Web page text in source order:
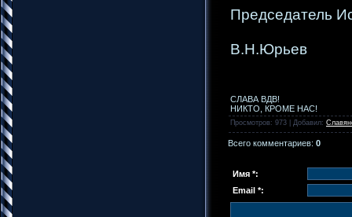
Председатель
В.Н.Юрьев
СЛАВА ВДВ!
НИКТО, КРОМЕ НАС!
Просмотров: 973 | Добавил:
Всего комментариев: 0
Имя *:
Email *: